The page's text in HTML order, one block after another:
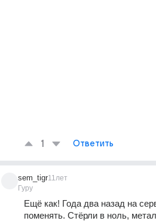
1 Ответить
sem_tigr
Гуру
11лет
Ещё как! Года два назад на
поменять. Стёрли в ноль,